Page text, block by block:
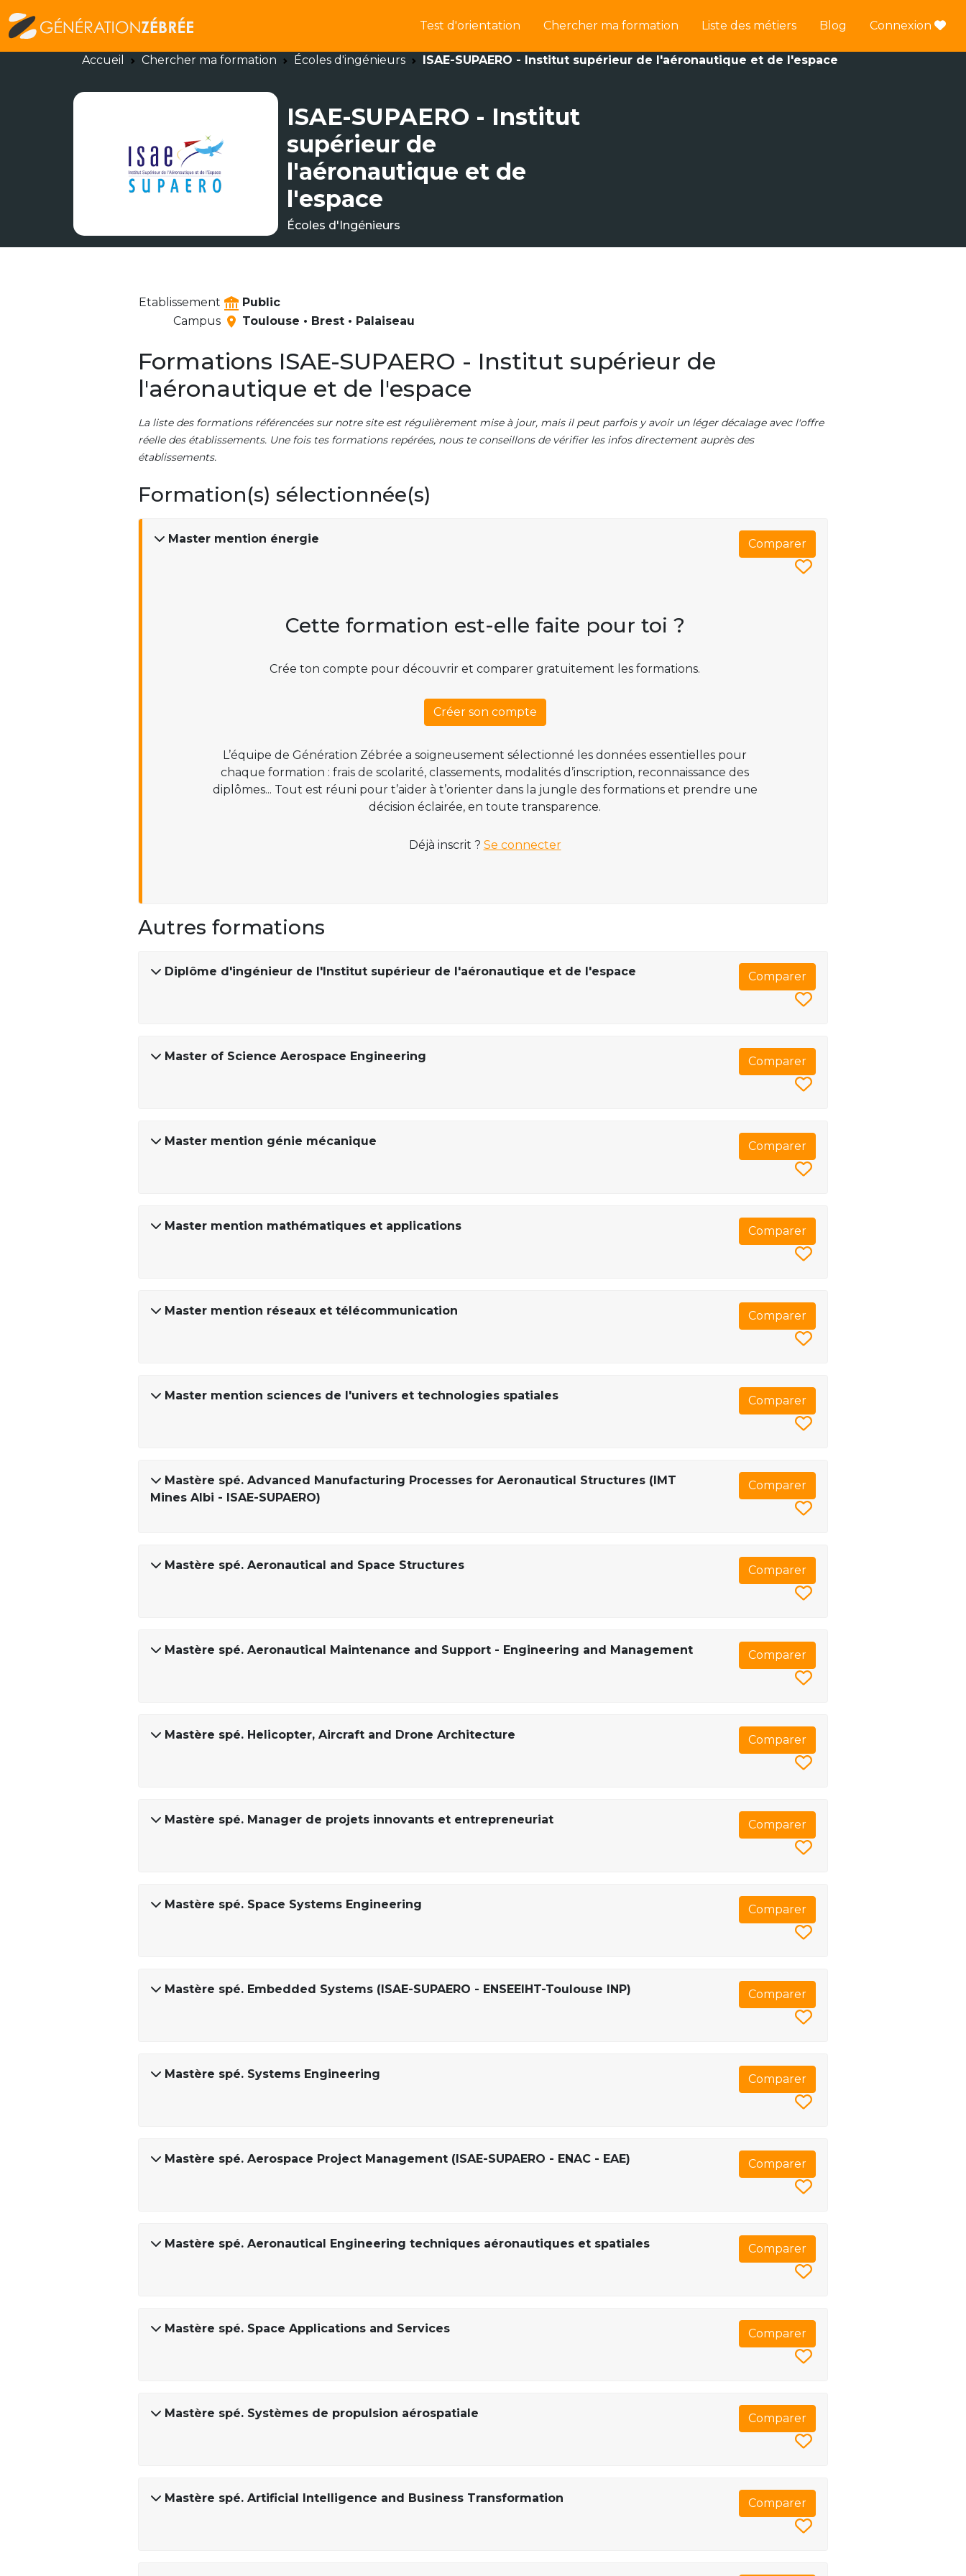
Test d'orientation Chercher ma formation Liste des métiers Blog Connexion
Accueil Chercher ma formation Écoles d'ingénieurs ISAE-SUPAERO - Institut supérieur de l'aéronautique et de l'espace
ISAE-SUPAERO - Institut
supérieur de
l'aéronautique et de
l'espace
Écoles d'Ingénieurs
Etablissement
Public
Campus
Toulouse • Brest • Palaiseau
Formations ISAE-SUPAERO - Institut supérieur de
l'aéronautique et de l'espace
La liste des formations référencées sur notre site est régulièrement mise à jour, mais il peut parfois y avoir un léger décalage avec l'offre
réelle des établissements. Une fois tes formations repérées, nous te conseillons de vérifier les infos directement auprès des
établissements.
Formation(s) sélectionnée(s)
Master mention énergie Comparer
Cette formation est-elle faite pour toi ?
Crée ton compte pour découvrir et comparer gratuitement les formations.
Créer son compte
L’équipe de Génération Zébrée a soigneusement sélectionné les données essentielles pour
chaque formation : frais de scolarité, classements, modalités d’inscription, reconnaissance des
diplômes... Tout est réuni pour t’aider à t’orienter dans la jungle des formations et prendre une
décision éclairée, en toute transparence.
Déjà inscrit ? Se connecter
Autres formations
Diplôme d'ingénieur de l'Institut supérieur de l'aéronautique et de l'espace Comparer
Master of Science Aerospace Engineering Comparer
Master mention génie mécanique Comparer
Master mention mathématiques et applications Comparer
Master mention réseaux et télécommunication Comparer
Master mention sciences de l'univers et technologies spatiales Comparer
Mastère spé. Advanced Manufacturing Processes for Aeronautical Structures (IMT
Mines Albi - ISAE-SUPAERO)
Comparer
Mastère spé. Aeronautical and Space Structures Comparer
Mastère spé. Aeronautical Maintenance and Support - Engineering and Management Comparer
Mastère spé. Helicopter, Aircraft and Drone Architecture Comparer
Mastère spé. Manager de projets innovants et entrepreneuriat Comparer
Mastère spé. Space Systems Engineering Comparer
Mastère spé. Embedded Systems (ISAE-SUPAERO - ENSEEIHT-Toulouse INP) Comparer
Mastère spé. Systems Engineering Comparer
Mastère spé. Aerospace Project Management (ISAE-SUPAERO - ENAC - EAE) Comparer
Mastère spé. Aeronautical Engineering techniques aéronautiques et spatiales Comparer
Mastère spé. Space Applications and Services Comparer
Mastère spé. Systèmes de propulsion aérospatiale Comparer
Mastère spé. Artificial Intelligence and Business Transformation Comparer